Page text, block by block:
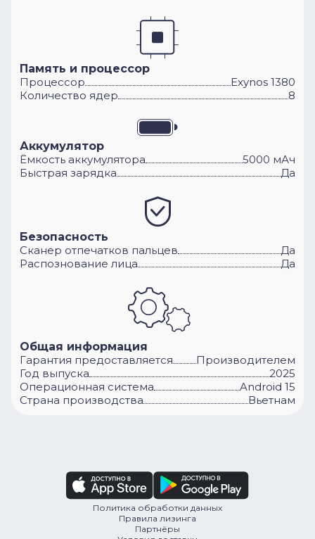
Память и процессор
Процессор
Exynos 1380
Количество ядер
8
Аккумулятор
Ёмкость аккумулятора
5000 мАч
Быстрая зарядка
Да
Безопасность
Сканер отпечатков пальцев
Да
Распознование лица
Да
Общая информация
Гарантия предоставляется
Производителем
Год выпуска
2025
Операционная система
Android 15
Cтрана производства
Вьетнам
Политика обработки данных
Правила лизинга
Партнёры